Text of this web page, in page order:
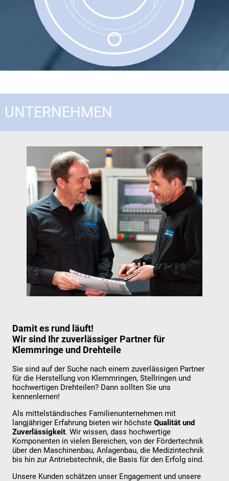
UNTERNEHMEN
Damit es rund läuft!
Wir sind Ihr zuverlässiger Partner für
Klemmringe und Drehteile
Sie sind auf der Suche nach einem zuverlässigen Partner
für die Herstellung von Klemmringen, Stellringen und
hochwertigen Drehteilen? Dann sollten Sie uns
kennenlernen!
Als mittelständisches Familienunternehmen mit
langjähriger Erfahrung bieten wir höchste Qualität und
Zuverlässigkeit. Wir wissen, dass hochwertige
Komponenten in vielen Bereichen, von der Fördertechnik
über den Maschinenbau, Anlagenbau, die Medizintechnik
bis hin zur Antriebstechnik, die Basis für den Erfolg sind.
Unsere Kunden schätzen unser Engagement und unsere